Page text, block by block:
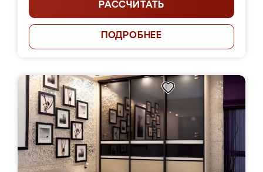
РАССЧИТАТЬ
ПОДРОБНЕЕ